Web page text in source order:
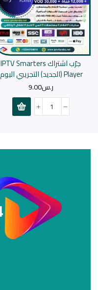
جرّب اشتراك IPTV Smarters
Player (الجديد) التجريبي اليوم!
ر.س9.00